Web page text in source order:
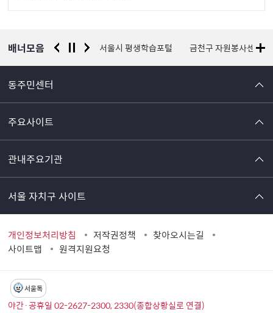
배너모음
경찰청 유실물 통합포털 서울시 평생학습포털 금천구 자원봉사센터
동주민센터
주요사이트
관내주요기관
서울 자치구 사이트
개인정보처리방침 저작권정책
찾아오시는길
사이트맵
원격지원요청
서울톡
야간·공휴일 02-2627-2300, 2330(종합상황실로 연결)